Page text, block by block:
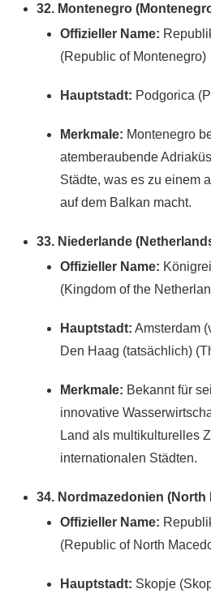
32. Montenegro
Offizieller Name:
(Republic of Montenegro)
Hauptstadt: Podgorica
Merkmale: Montenegro
atemberaubende
Städte, was es zu einem
auf dem Balkan macht.
33. Niederlande
Offizieller Name:
(Kingdom of the
Hauptstadt: Amsterdam
Den Haag (tatsächlich)
Merkmale: Bekannt für
innovative
Land als multikulturelles
internationalen Städten.
34. Nordmazedonien (North
Offizieller Name:
(Republic of North
Hauptstadt: Skopje